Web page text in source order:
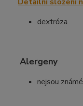
dextróza
Alergeny
nejsou známé